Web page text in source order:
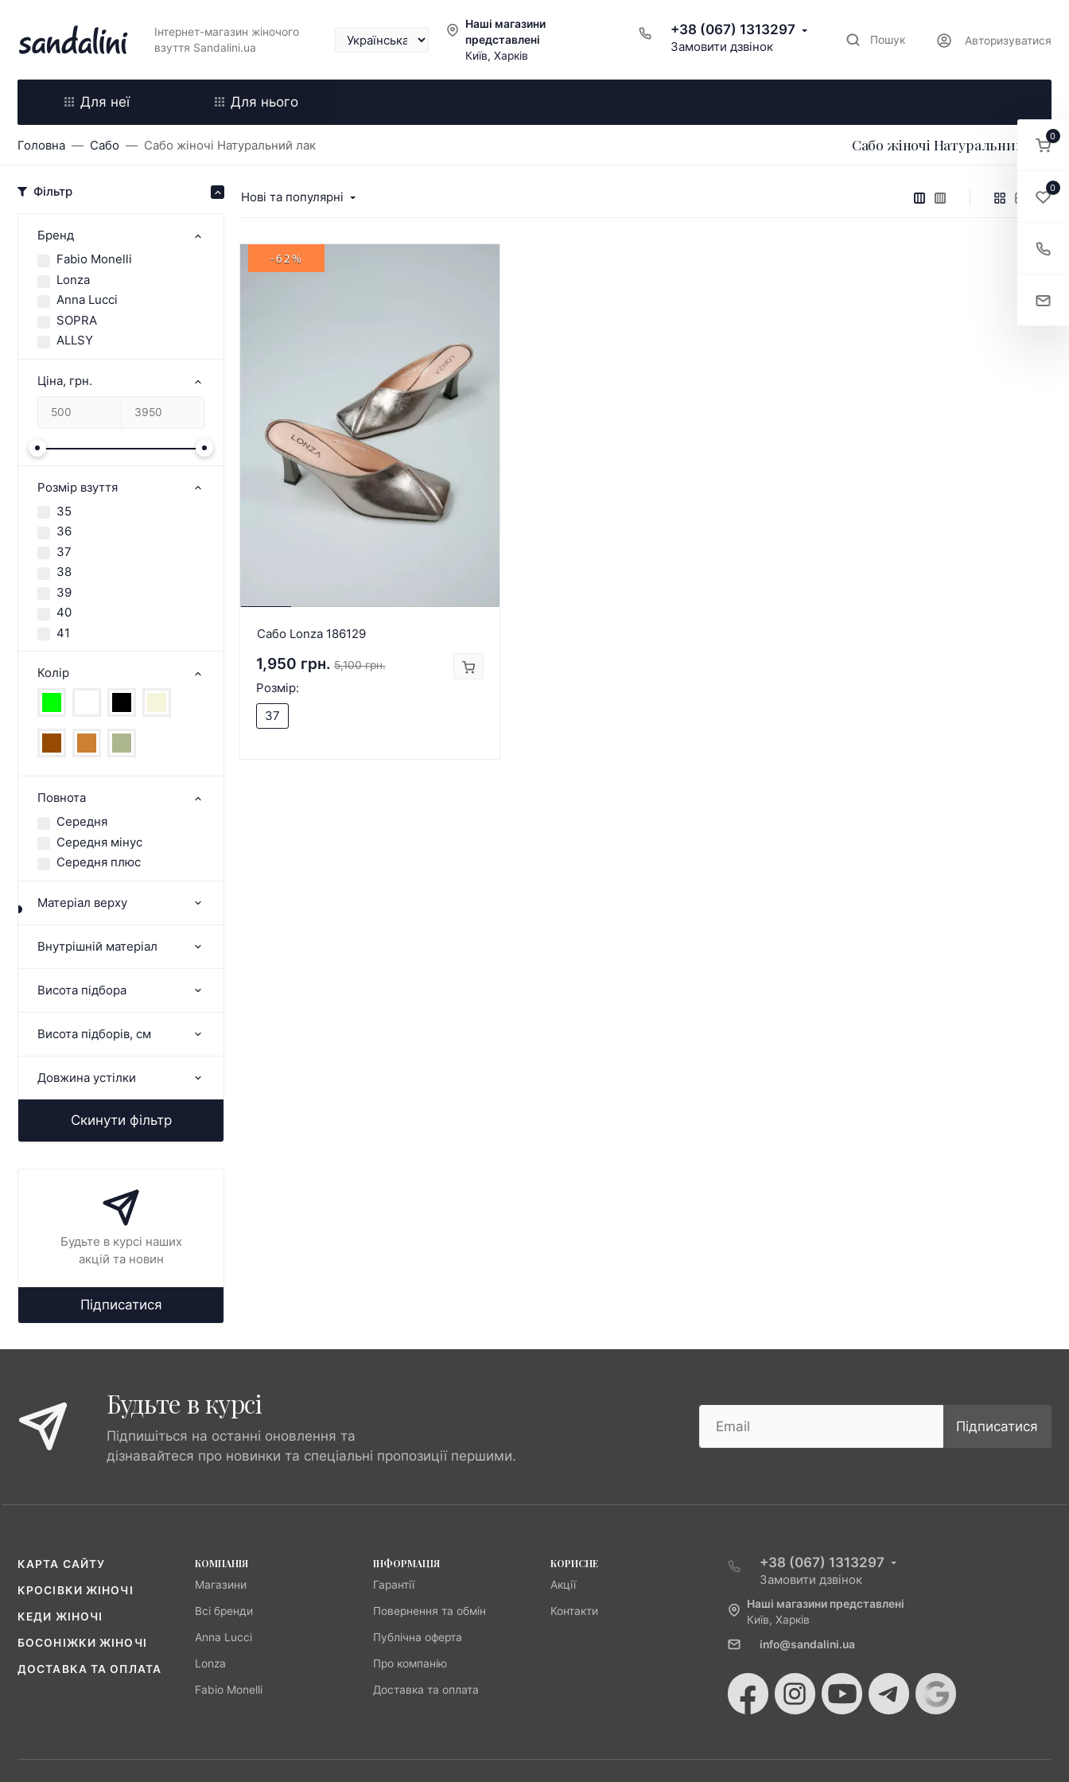
Інтернет-магазин жіночого
взуття Sandalini.ua
Наші магазини
представлені
Київ, Харків
+38 (067) 1313297
Замовити дзвінок Пошук Авторизуватися
Для неї Для нього
Головна Сабо Сабо жіночі Натуральний лак Сабо жіночі Натуральний лак
Фільтр
Бренд
Fabio Monelli
Lonza
Anna Lucci
SOPRA
ALLSY
Ціна, грн.
Розмір взуття
35
36
37
38
39
40
41
Колір
Повнота
Середня
Середня мінус
Середня плюс
Матеріал верху
Внутрішній матеріал
Висота підбора
Висота підборів, см
Довжина устілки
Скинути фільтр
Будьте в курсі наших
акцій та новин
Підписатися
Нові та популярні
-62%
Сабо Lonza 186129
1,950 грн. 5,100 грн.
Розмір:
37
Будьте в курсі
Підпишіться на останні оновлення та
дізнавайтеся про новинки та спеціальні пропозиції першими.
Підписатися
КАРТА САЙТУ
КРОСІВКИ ЖІНОЧІ
КЕДИ ЖІНОЧІ
БОСОНІЖКИ ЖІНОЧІ
ДОСТАВКА ТА ОПЛАТА
КОМПАНІЯ
Магазини
Всі бренди
Anna Lucci
Lonza
Fabio Monelli
ІНФОРМАЦІЯ
Гарантії
Повернення та обмін
Публічна оферта
Про компанію
Доставка та оплата
КОРИСНЕ
Акції
Контакти
+38 (067) 1313297
Замовити дзвінок
Наші магазини представлені
Київ, Харків
info@sandalini.ua
0
0